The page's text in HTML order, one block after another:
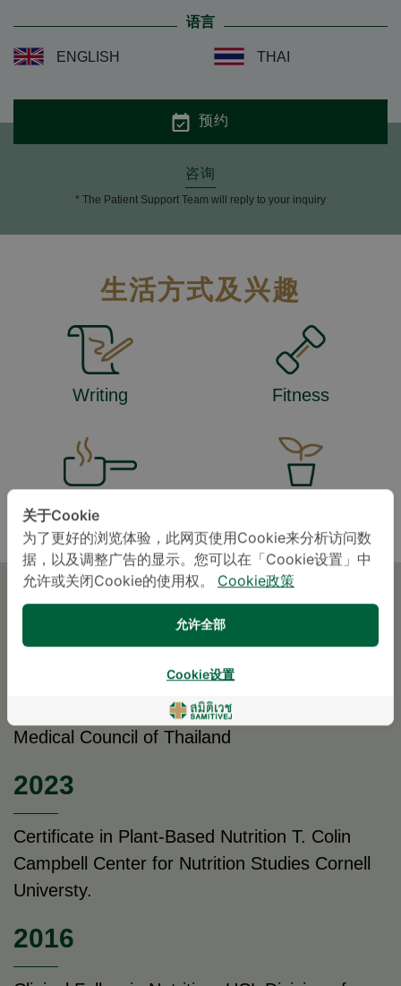
语言
ENGLISH THAI
预约
咨询
* The Patient Support Team will reply to your inquiry
生活方式及兴趣
Writing Fitness
Cooking
教育背景
Preventive Medicine Lifestyle Medicine The
Medical Council of Thailand
2023
Certificate in Plant-Based Nutrition T. Colin
Campbell Center for Nutrition Studies Cornell
Universty.
2016
关于Cookie
为了更好的浏览体验，此网页使用Cookie来分析访问数
据，以及调整广告的显示。您可以在「Cookie设置」中
允许或关闭Cookie的使用权。
Cookie政策
允许全部
Cookie设置